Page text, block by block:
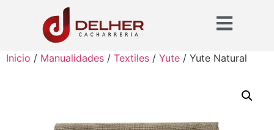
Inicio / Manualidades / Textiles / Yute / Yute Natural